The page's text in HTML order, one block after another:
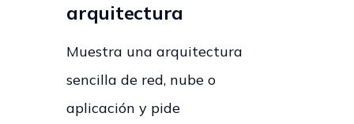
arquitectura
Muestra una arquitectura
sencilla de red, nube o
aplicación y pide